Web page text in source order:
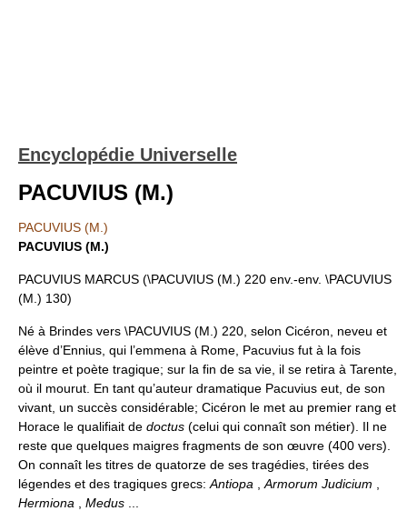
Encyclopédie Universelle
PACUVIUS (M.)
PACUVIUS (M.)
PACUVIUS (M.)
PACUVIUS MARCUS (\PACUVIUS (M.) 220 env.-env. \PACUVIUS
(M.) 130)
Né à Brindes vers \PACUVIUS (M.) 220, selon Cicéron, neveu et
élève d’Ennius, qui l’emmena à Rome, Pacuvius fut à la fois
peintre et poète tragique; sur la fin de sa vie, il se retira à Tarente,
où il mourut. En tant qu’auteur dramatique Pacuvius eut, de son
vivant, un succès considérable; Cicéron le met au premier rang et
Horace le qualifiait de doctus (celui qui connaît son métier). Il ne
reste que quelques maigres fragments de son œuvre (400 vers).
On connaît les titres de quatorze de ses tragédies, tirées des
légendes et des tragiques grecs: Antiopa Armorum Judicium
Hermiona
Medus